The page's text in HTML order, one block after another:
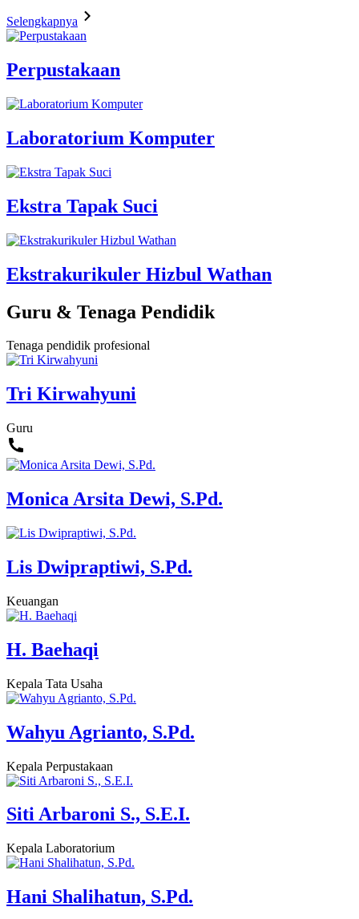
Selengkapnya
Perpustakaan
Laboratorium Komputer
Ekstra Tapak Suci
Ekstrakurikuler Hizbul Wathan
Guru & Tenaga Pendidik
Tenaga pendidik profesional
Tri Kirwahyuni
Guru
Monica Arsita Dewi, S.Pd.
Lis Dwipraptiwi, S.Pd.
Keuangan
H. Baehaqi
Kepala Tata Usaha
Wahyu Agrianto, S.Pd.
Kepala Perpustakaan
Siti Arbaroni S., S.E.I.
Kepala Laboratorium
Hani Shalihatun, S.Pd.